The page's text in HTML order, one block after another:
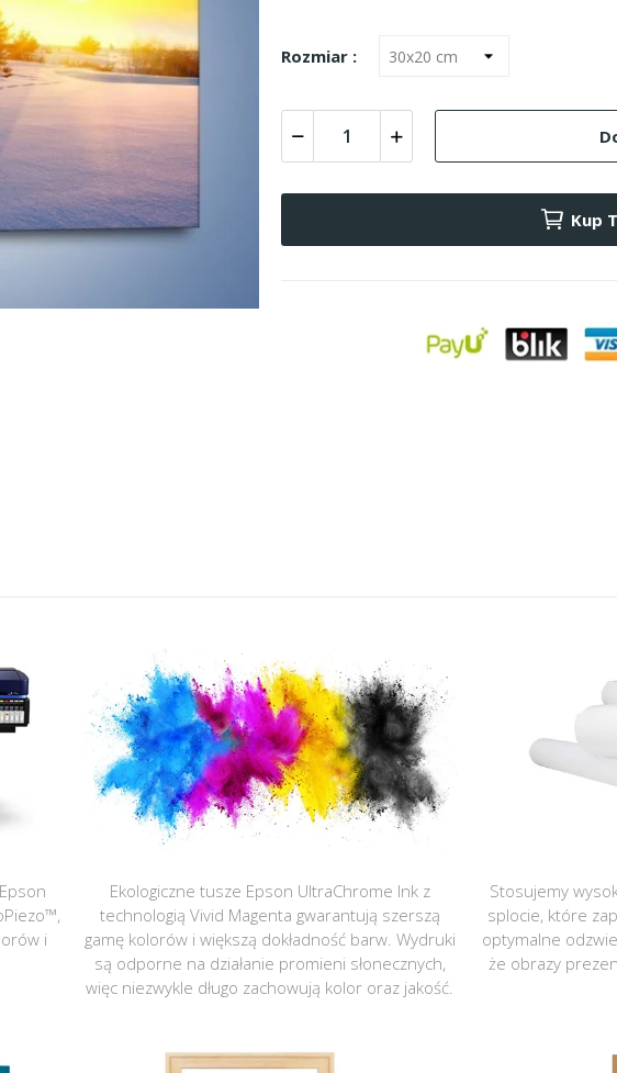
Rozmiar :
Kup
i
Ekologiczne tusze Epson UltraChrome Ink z
technologią Vivid Magenta gwarantują szerszą
gamę kolorów i większą dokładność barw. Wydruki
są odporne na działanie promieni słonecznych,
więc niezwykle długo zachowują kolor oraz jakość.
Stosujemy
splocie, które
optymalne
że obrazy